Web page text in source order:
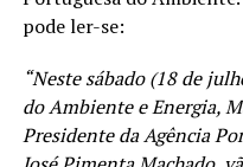
pode ler-se:
“Neste sábado (18 de
do Ambiente e Energia,
Presidente da Agência